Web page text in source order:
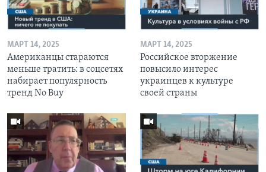
МАРТ 14, 2025
Американцы стараются
меньше тратить: в соцсетях
набирает популярность
тренд No Buy
МАРТ 14, 2025
Российское вторжение
повысило интерес
украинцев к культуре
своей страны